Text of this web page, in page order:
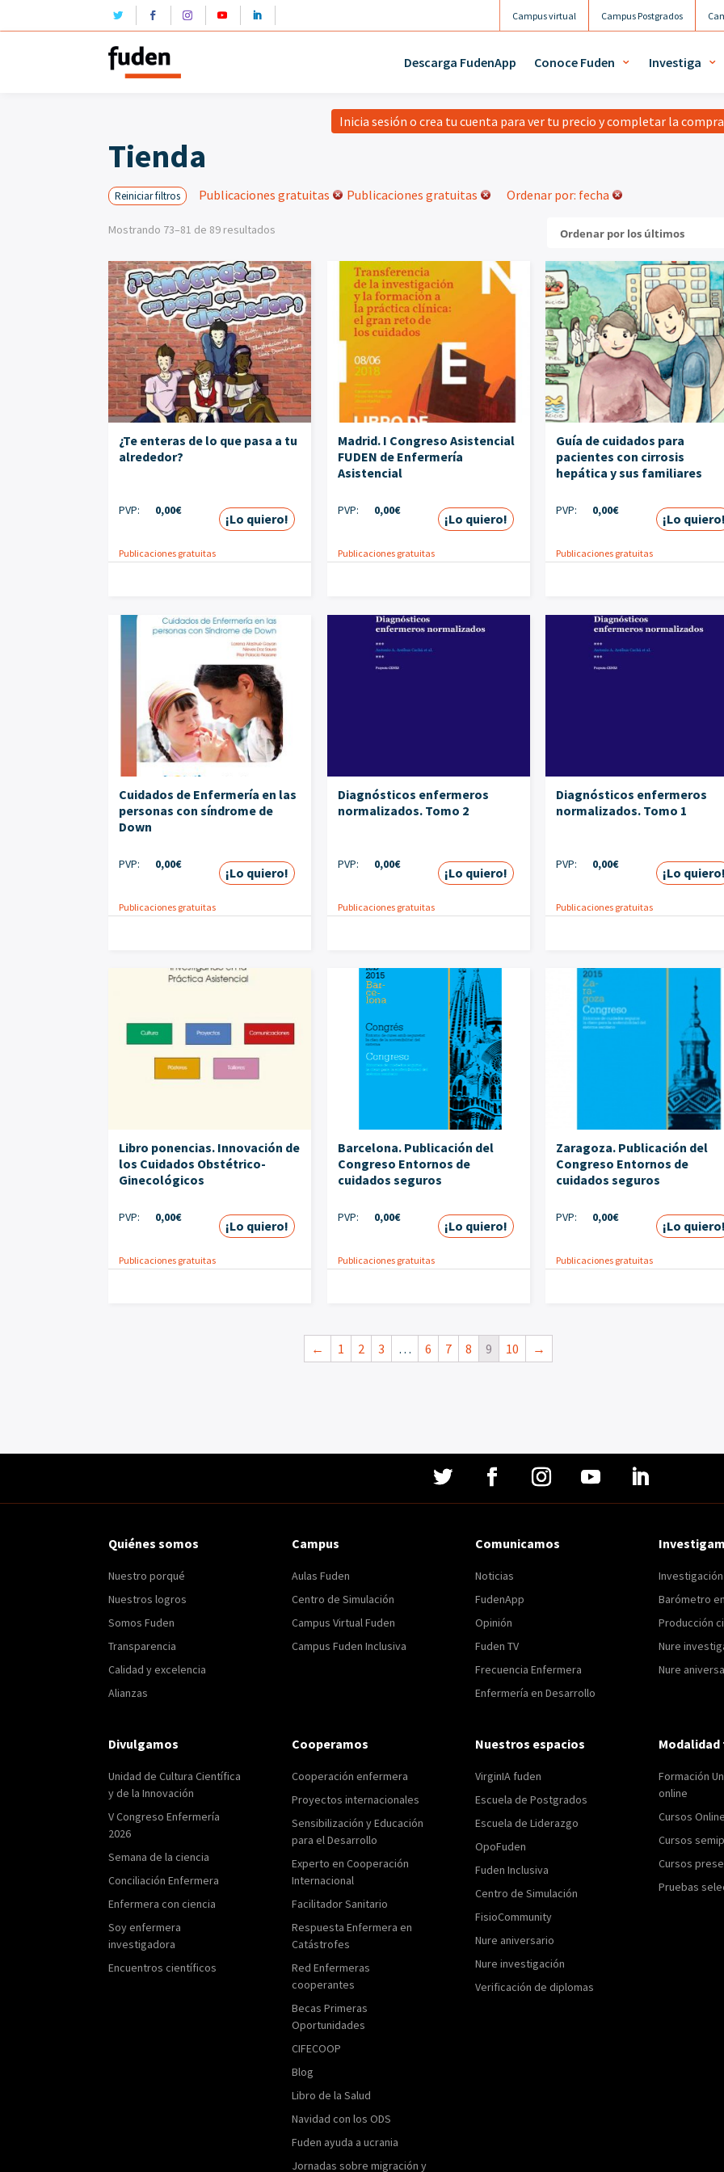
Campus Postgrados
Campus virtual
Descarga FudenApp Conoce Fuden Investiga
Tienda
Inicia sesión o crea tu cuenta para ver tu precio y completar la
Reiniciar filtros Publicaciones gratuitas Publicaciones gratuitas Ordenar por: fecha
Mostrando 73–81 de 89 resultados
¿Te enteras de lo que pasa a tu
alrededor?
PVP: 0,00€
¡Lo quiero!
Publicaciones gratuitas
Madrid. I Congreso Asistencial
FUDEN de Enfermería
Asistencial
PVP: 0,00€
¡Lo quiero!
Publicaciones gratuitas
Guía de cuidados para
pacientes con cirrosis
hepática y sus familiares
PVP: 0,00€
¡Lo
Publicaciones gratuitas
Cuidados de Enfermería en las
personas con síndrome de
Down
PVP: 0,00€
¡Lo quiero!
Publicaciones gratuitas
Diagnósticos enfermeros
normalizados. Tomo 2
PVP: 0,00€
¡Lo quiero!
Publicaciones gratuitas
Diagnósticos enfermeros
normalizados. Tomo 1
PVP: 0,00€
¡Lo
Publicaciones gratuitas
Libro ponencias. Innovación de
los Cuidados Obstétrico-
Ginecológicos
PVP: 0,00€
¡Lo quiero!
Publicaciones gratuitas
Barcelona. Publicación del
Congreso Entornos de
cuidados seguros
PVP: 0,00€
¡Lo quiero!
Publicaciones gratuitas
Zaragoza. Publicación del
Congreso Entornos de
cuidados seguros
PVP: 0,00€
¡Lo
Publicaciones gratuitas
← 1 2 3 … 6 7 8 9 10 →
Quiénes somos
Nuestro porqué
Nuestros logros
Somos Fuden
Transparencia
Calidad y excelencia
Alianzas
Campus
Aulas Fuden
Centro de Simulación
Campus Virtual Fuden
Campus Fuden Inclusiva
Comunicamos
Noticias
FudenApp
Opinión
Fuden TV
Frecuencia Enfermera
Enfermería en Desarrollo
Barómetro
Producción
Nure
Nure
Divulgamos
Unidad de Cultura Científica
y de la Innovación
V Congreso Enfermería
2026
Semana de la ciencia
Conciliación Enfermera
Enfermera con ciencia
Soy enfermera
investigadora
Encuentros científicos
Cooperamos
Cooperación enfermera
Proyectos internacionales
Sensibilización y Educación
para el Desarrollo
Experto en Cooperación
Internacional
Facilitador Sanitario
Respuesta Enfermera en
Catástrofes
Red Enfermeras
cooperantes
Becas Primeras
Oportunidades
CIFECOOP
Blog
Libro de la Salud
Navidad con los ODS
Fuden ayuda a ucrania
Jornadas sobre migración y
Nuestros espacios
VirginIA fuden
Escuela de Postgrados
Escuela de Liderazgo
OpoFuden
Fuden Inclusiva
Centro de Simulación
FisioCommunity
Nure aniversario
Nure investigación
Verificación de diplomas
Formación
online
Cursos
Cursos
Cursos
Pruebas